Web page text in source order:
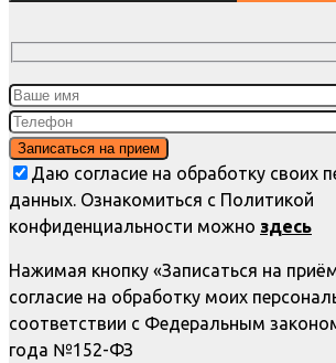
Даю согласие на обработку своих
данных. Ознакомиться с Политикой
конфиденциальности можно здесь
Нажимая кнопку «Записаться на
согласие на обработку моих
соответствии с Федеральным
года №152-ФЗ